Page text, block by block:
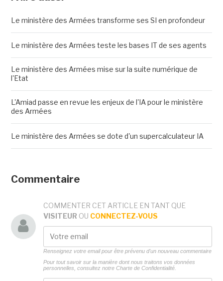
Le ministère des Armées transforme ses SI en profondeur
Le ministère des Armées teste les bases IT de ses agents
Le ministère des Armées mise sur la suite numérique de
l'Etat
L'Amiad passe en revue les enjeux de l'IA pour le ministère
des Armées
Le ministère des Armées se dote d'un supercalculateur IA
Commentaire
COMMENTER CET ARTICLE EN TANT QUE
VISITEUR OU CONNECTEZ-VOUS
Renseignez votre email pour être prévenu d'un nouveau commentaire
Pour tout savoir sur la manière dont nous traitons vos données
personnelles, consultez notre Charte de Confidentialité.